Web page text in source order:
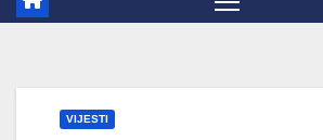
VIJESTI